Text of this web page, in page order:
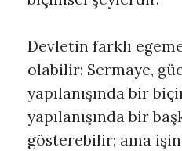
Devletin farklı
olabilir: Sermaye,
yapılanışında bir
yapılanışında bir
gösterebilir; ama